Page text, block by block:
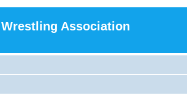
Association